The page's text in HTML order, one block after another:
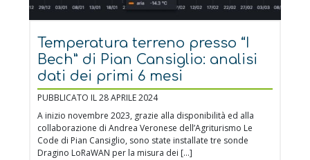
Temperatura terreno presso “I
Bech” di Pian Cansiglio: analisi
dati dei primi 6 mesi
PUBBLICATO IL 28 APRILE 2024
A inizio novembre 2023, grazie alla disponibilità ed alla
collaborazione di Andrea Veronese dell’Agriturismo Le
Code di Pian Cansiglio, sono state installate tre sonde
Dragino LoRaWAN per la misura dei […]